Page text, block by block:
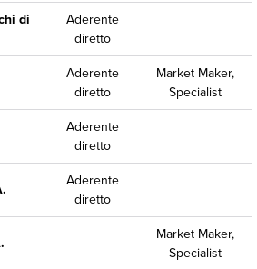
di
Aderente
diretto
Aderente
diretto
Market Maker,
Specialist
Aderente
diretto
Aderente
diretto
Market Maker,
Specialist